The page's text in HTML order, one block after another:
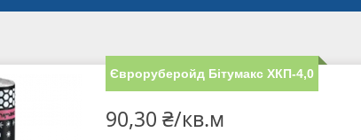
Євроруберойд Бітумакс ХКП-4,0
90,30 ₴/кв.м